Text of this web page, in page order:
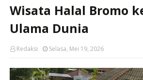
Wisata Halal Bromo
Ulama Dunia
Redaksi Selasa, Mei 19, 2026